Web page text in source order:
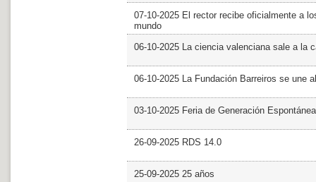
07-10-2025 El rector recibe oficialmente a
mundo
06-10-2025 La ciencia valenciana sale a la
06-10-2025 La Fundación Barreiros se une
03-10-2025 Feria de Generación Espontánea
26-09-2025 RDS 14.0
25-09-2025 25 años